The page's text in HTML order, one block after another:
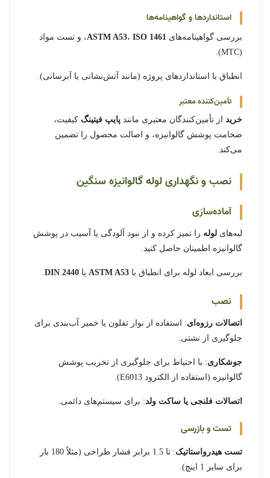
استانداردها و گواهینامه‌ها
بررسی گواهینامه‌های ASTM A53، ISO 1461
، و تست مواد
(MTC).
انطباق با استانداردهای پروژه (مانند آتش‌نشانی یا آبرسانی).
تأمین‌کننده معتبر
خرید از تأمین‌کنندگان معتبری مانند پایپ فیتینگ کیفیت،
ضخامت پوشش گالوانیزه، و اصالت محصول را تضمین
می‌کند.
نصب و نگهداری لوله گالوانیزه سنگین
آماده‌سازی
لبه‌های لوله را تمیز کرده و از نبود آلودگی یا آسیب در پوشش
گالوانیزه اطمینان حاصل کنید.
بررسی ابعاد لوله برای انطباق با ASTM A53 یا DIN 2440
.
نصب
اتصالات رزوه‌ای: استفاده از نوار تفلون یا خمیر آب‌بندی برای
جلوگیری از نشتی.
جوشکاری: با احتیاط برای جلوگیری از تخریب پوشش
گالوانیزه (استفاده از الکترود E6013).
اتصالات فلنجی یا ساکت ولد: برای سیستم‌های دائمی.
تست و بازرسی
تست هیدرواستاتیک
: تا 1.5 برابر فشار طراحی (مثلاً 180 بار
برای سایز 1 اینچ).